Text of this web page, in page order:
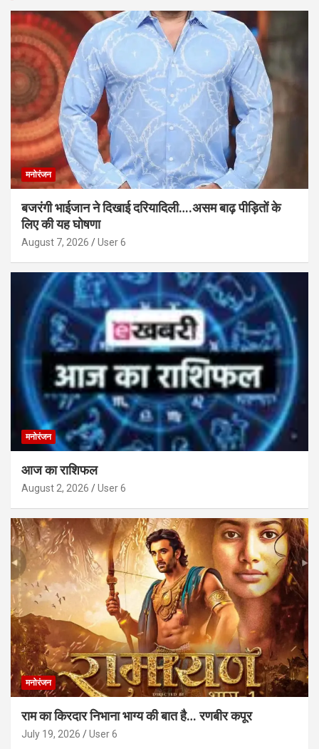
मनोरंजन
बजरंगी भाईजान ने दिखाई दरियादिली….असम बाढ़ पीड़ितों के
लिए की यह घोषणा
August 7, 2026 User 6
मनोरंजन
आज का राशिफल
August 2, 2026 User 6
मनोरंजन
राम का किरदार निभाना भाग्य की बात है… रणबीर कपूर
July 19, 2026 User 6